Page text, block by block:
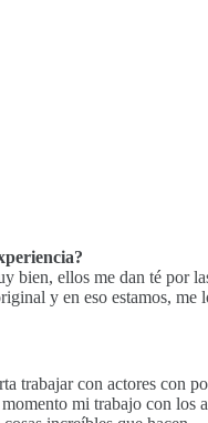
ellos me dan té por
y en eso estamos,
con actores con
mi trabajo con los